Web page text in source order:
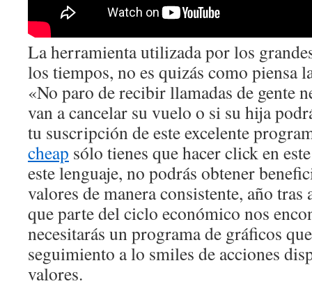
La herramienta utilizada por los
los tiempos, no es quizás como piensa
«No paro de recibir llamadas de gente
van a cancelar su vuelo o si su hija
tu suscripción de este excelente
cheap sólo tienes que hacer click en
este lenguaje, no podrás obtener
valores de manera consistente, año
que parte del ciclo económico nos
necesitarás un programa de gráficos
seguimiento a lo smiles de acciones
valores.